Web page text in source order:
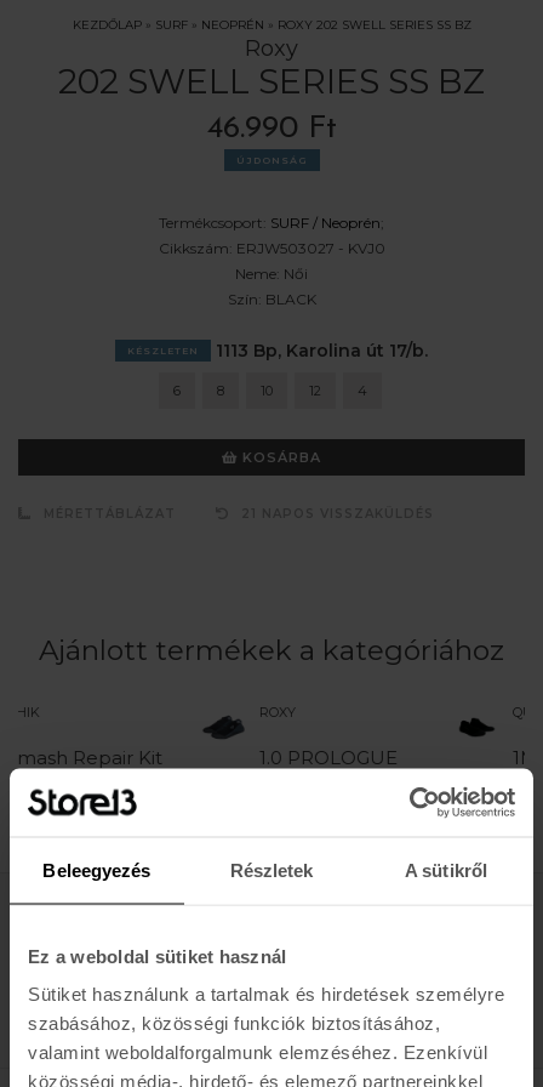
Beleegyezés Részletek A sütikről
Ez a weboldal sütiket használ
Sütiket használunk a tartalmak és hirdetések személyre
szabásához, közösségi funkciók biztosításához,
valamint weboldalforgalmunk elemzéséhez. Ezenkívül
közösségi média-, hirdető- és elemező partnereinkkel
KEZDŐLAP» SURF» NEOPRÉN » ROXY 202 SWELL SERIES SS BZ
Roxy
202 SWELL SERIES SS BZ
46.990 Ft
ÚJDONSÁG
Termékcsoport: SURF / Neoprén;
Cikkszám: ERJW503027 - KVJ0
Neme: Női
Szín: BLACK
KÉSZLETEN 1113 Bp, Karolina út 17/b.
6 8 10 12 4
KOSÁRBA
Ajánlott termékek a kategóriához
Kit
1.0 PROLOGUE
1MM
REEF ROUND
BO
FELIRATKOZOM »